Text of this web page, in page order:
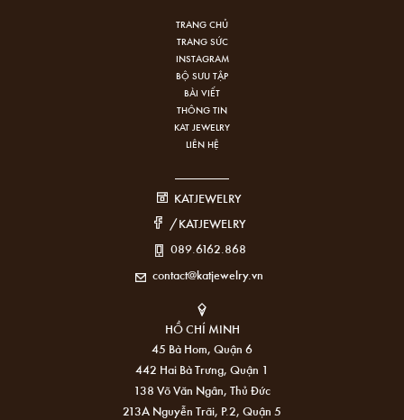
TRANG CHỦ
TRANG SỨC
INSTAGRAM
BỘ SƯU TẬP
BÀI VIẾT
THÔNG TIN
KAT JEWELRY
LIÊN HỆ
KATJEWELRY
/KATJEWELRY
089.6162.868
contact@katjewelry.vn
HỒ CHÍ MINH
45 Bà Hom, Quận 6
442 Hai Bà Trưng, Quận 1
138 Võ Văn Ngân, Thủ Đức
213A Nguyễn Trãi, P.2, Quận 5